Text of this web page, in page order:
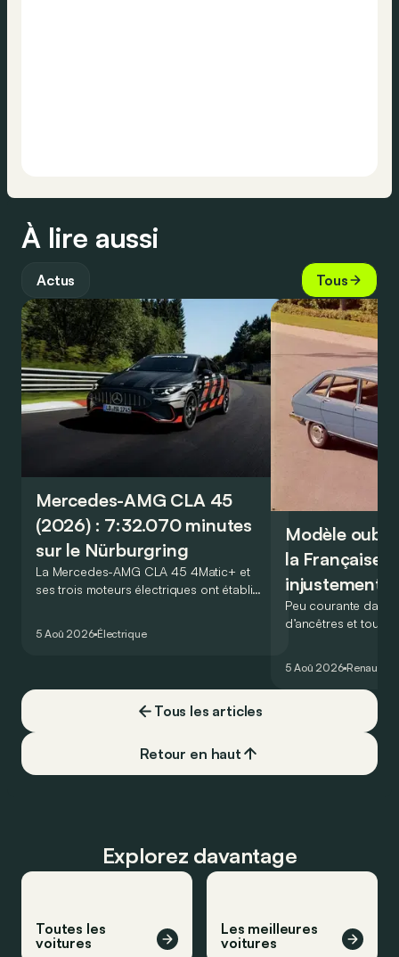
À lire aussi
Actus Tous
Mercedes-AMG CLA 45
(2026) : 7:32.070 minutes
sur le Nürburgring
La Mercedes-AMG CLA 45 4Matic+ et
ses trois moteurs électriques ont établi
circuit du Nürburgring… mais lequel ?
5 Aoû 2026 Électrique
Modèle
la Française
injustement
Peu courante dans
d’ancêtres et
proposait en 1965
!
5 Aoû 2026 Renault
Tous les articles
Retour en haut
Explorez davantage
Toutes les
voitures
Les meilleures
voitures